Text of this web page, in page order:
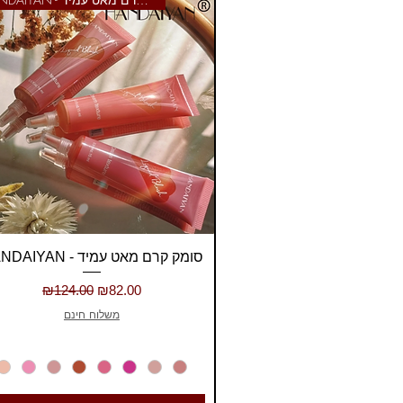
Quick View
HANDAIYAN - סומק קרם מאט עמיד
Regular Price
₪124.00 Sale Price
₪82.00
משלוח חינם